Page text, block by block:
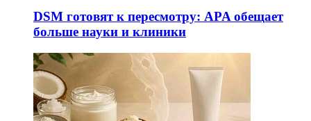
DSM готовят к пересмотру: APA обещает
больше науки и клиники